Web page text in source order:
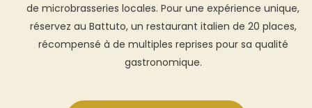
de microbrasseries locales. Pour une expérience unique,
réservez au Battuto, un restaurant italien de 20 places,
récompensé à de multiples reprises pour sa qualité
gastronomique.